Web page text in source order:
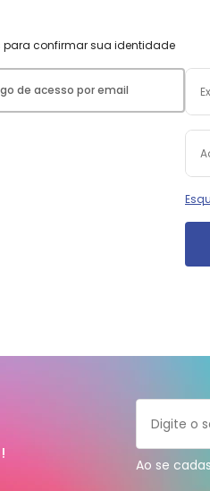
para confirmar sua identidade
de acesso por email
Ao se